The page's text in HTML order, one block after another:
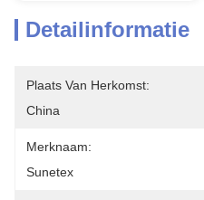
Detailinformatie
Plaats Van Herkomst:
China
Merknaam:
Sunetex